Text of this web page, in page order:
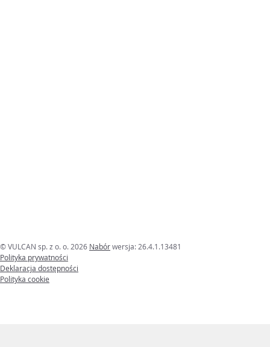
© VULCAN sp. z o. o. 2026 Nabórwersja: 26.4.1.13481
Polityka prywatności
Deklaracja dostępności
Polityka cookie